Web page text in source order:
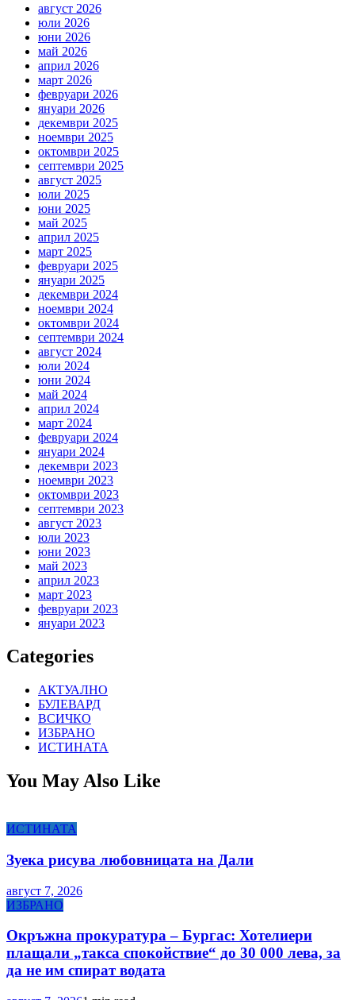
август 2026
юли 2026
юни 2026
май 2026
април 2026
март 2026
февруари 2026
януари 2026
декември 2025
ноември 2025
октомври 2025
септември 2025
август 2025
юли 2025
юни 2025
май 2025
април 2025
март 2025
февруари 2025
януари 2025
декември 2024
ноември 2024
октомври 2024
септември 2024
август 2024
юли 2024
юни 2024
май 2024
април 2024
март 2024
февруари 2024
януари 2024
декември 2023
ноември 2023
октомври 2023
септември 2023
август 2023
юли 2023
юни 2023
май 2023
април 2023
март 2023
февруари 2023
януари 2023
Categories
АКТУАЛНО
БУЛЕВАРД
ВСИЧКО
ИЗБРАНО
ИСТИНАТА
You May Also Like
ИСТИНАТА
Зуека рисува любовницата на Дали
август 7, 2026
ИЗБРАНО
Окръжна прокуратура – Бургас: Хотелиери
плащали „такса спокойствие“ до 30 000 лева, за
да не им спират водата